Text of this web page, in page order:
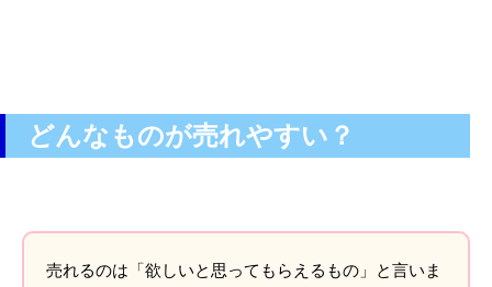
どんなものが売れやすい？
売れるのは「欲しいと思ってもらえるもの」と言いま